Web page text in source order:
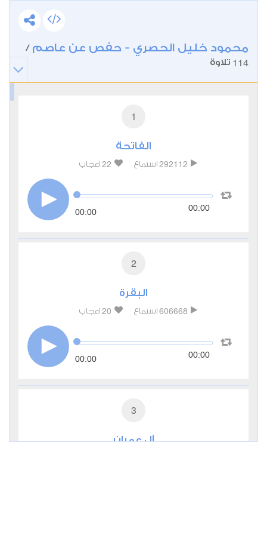
محمود خليل الحصري - حفص عن عاصم /
114 تلاوة
1
الفاتحة
292112 استماع 22 اعجاب
00:00 00:00
2
البقرة
606668 استماع 20 اعجاب
00:00 00:00
3
آل عمران